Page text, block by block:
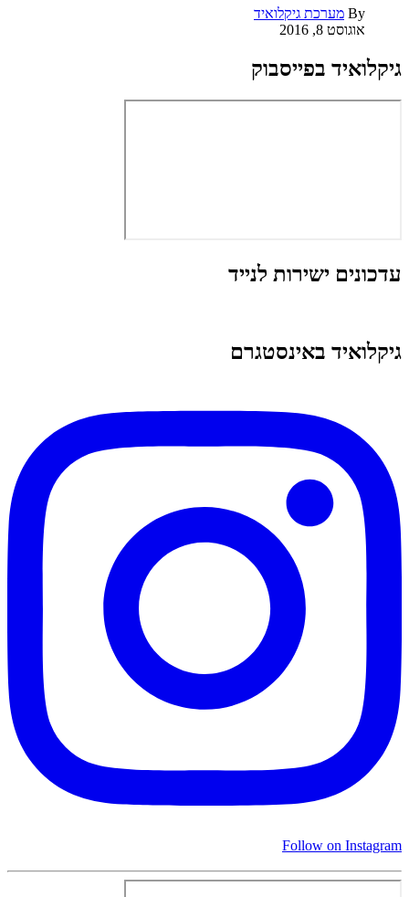
By מערכת גיקלואיד
אוגוסט 8, 2016
גיקלואיד בפייסבוק
עדכונים ישירות לנייד
גיקלואיד באינסטגרם
Follow on Instagram